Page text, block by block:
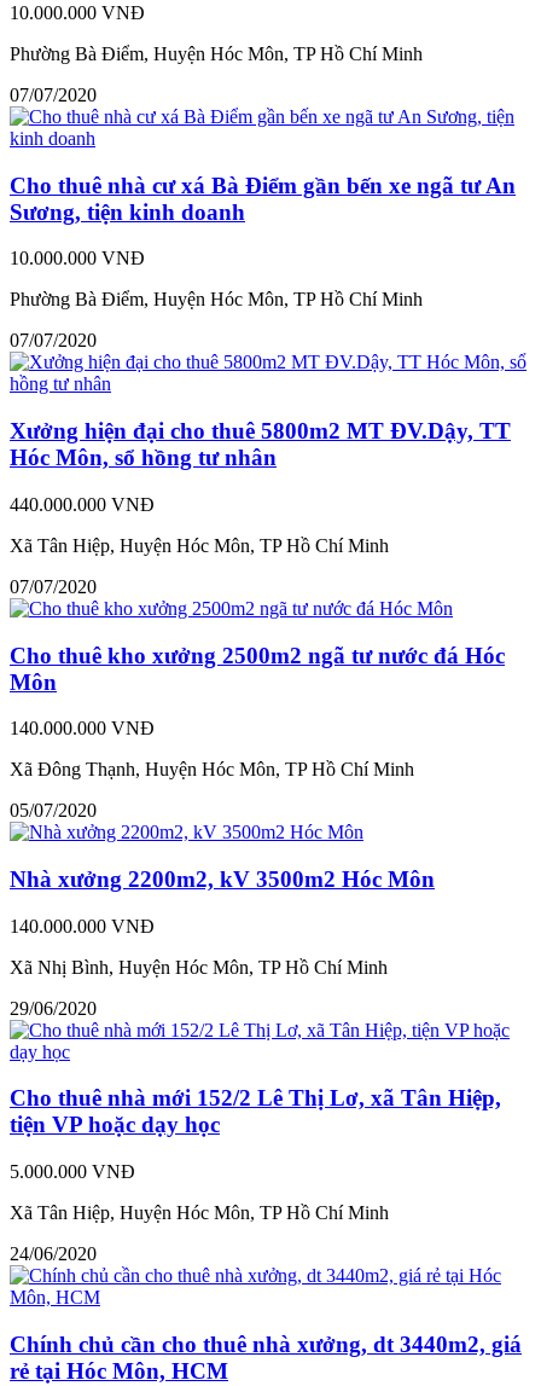
10.000.000 VNĐ
Phường Bà Điểm, Huyện Hóc Môn, TP Hồ Chí Minh
07/07/2020
Cho thuê nhà cư xá Bà Điểm gần bến xe ngã tư An
Sương, tiện kinh doanh
10.000.000 VNĐ
Phường Bà Điểm, Huyện Hóc Môn, TP Hồ Chí Minh
07/07/2020
Xưởng hiện đại cho thuê 5800m2 MT ĐV.Dậy, TT
Hóc Môn, sổ hồng tư nhân
440.000.000 VNĐ
Xã Tân Hiệp, Huyện Hóc Môn, TP Hồ Chí Minh
07/07/2020
Cho thuê kho xưởng 2500m2 ngã tư nước đá Hóc
Môn
140.000.000 VNĐ
Xã Đông Thạnh, Huyện Hóc Môn, TP Hồ Chí Minh
05/07/2020
Nhà xưởng 2200m2, kV 3500m2 Hóc Môn
140.000.000 VNĐ
Xã Nhị Bình, Huyện Hóc Môn, TP Hồ Chí Minh
29/06/2020
Cho thuê nhà mới 152/2 Lê Thị Lơ, xã Tân Hiệp,
tiện VP hoặc dạy học
5.000.000 VNĐ
Xã Tân Hiệp, Huyện Hóc Môn, TP Hồ Chí Minh
24/06/2020
Chính chủ cần cho thuê nhà xưởng, dt 3440m2, giá
rẻ tại Hóc Môn, HCM